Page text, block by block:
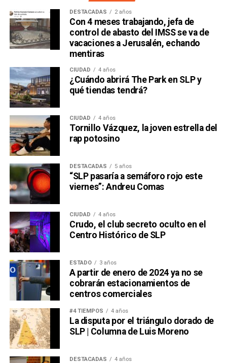
DESTACADAS 2 años
Con 4 meses trabajando, jefa de
control de abasto del IMSS se va de
vacaciones a Jerusalén, echando
mentiras
CIUDAD 4 años
¿Cuándo abrirá The Park en SLP y
qué tiendas tendrá?
CIUDAD 4 años
Tornillo Vázquez, la joven estrella del
rap potosino
DESTACADAS 5 años
“SLP pasaría a semáforo rojo este
viernes”: Andreu Comas
CIUDAD 4 años
Crudo, el club secreto oculto en el
Centro Histórico de SLP
ESTADO 3 años
A partir de enero de 2024 ya no se
cobrarán estacionamientos de
centros comerciales
#4 TIEMPOS 4 años
La disputa por el triángulo dorado de
SLP | Columna de Luis Moreno
DESTACADAS 4 años